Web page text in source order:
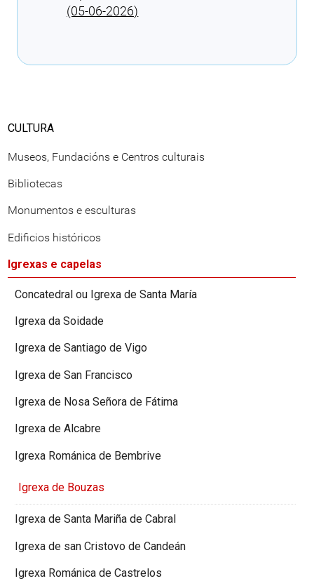
(05-06-2026)
CULTURA
Museos, Fundacións e Centros culturais
Bibliotecas
Monumentos e esculturas
Edificios históricos
Igrexas e capelas
Concatedral ou Igrexa de Santa María
Igrexa da Soidade
Igrexa de Santiago de Vigo
Igrexa de San Francisco
Igrexa de Nosa Señora de Fátima
Igrexa de Alcabre
Igrexa Románica de Bembrive
Igrexa de Bouzas
Igrexa de Santa Mariña de Cabral
Igrexa de san Cristovo de Candeán
Igrexa Románica de Castrelos